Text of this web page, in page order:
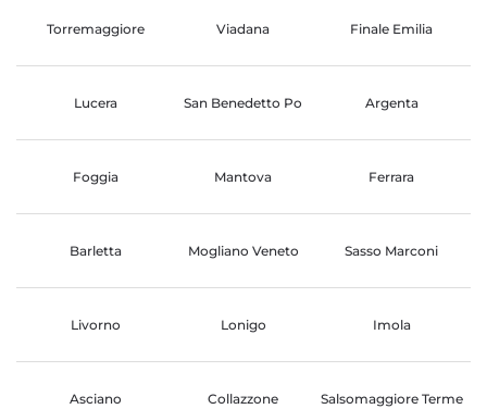
Torremaggiore Viadana Finale Emilia
Lucera San Benedetto Po Argenta
Foggia Mantova Ferrara
Barletta Mogliano Veneto Sasso Marconi
Livorno Lonigo Imola
Asciano Collazzone Salsomaggiore Terme